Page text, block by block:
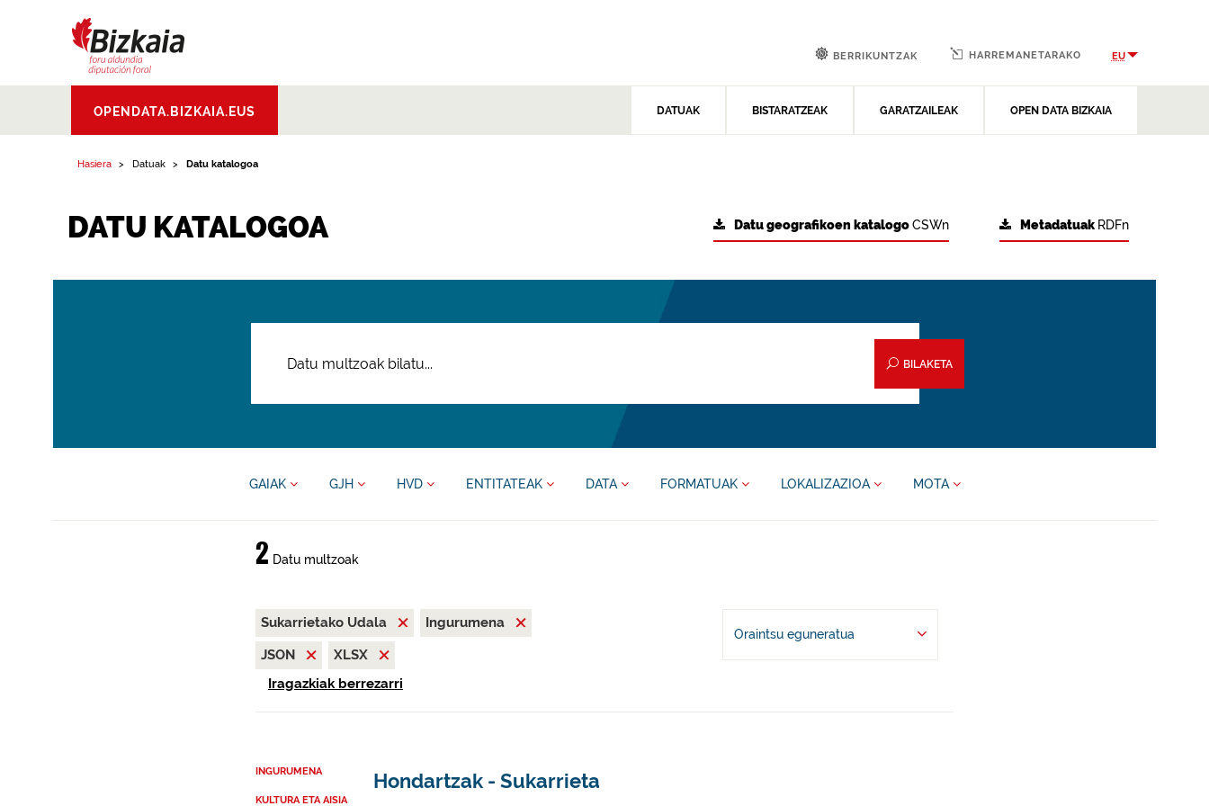
Aldundia.Diputacion
Foral de Bizkaia
OPENDATA.BIZKAIA.EUS DATUAK BISTARATZEAK GARATZAILEAK OPEN DATA BIZKAIA
BERRIKUNTZAK HARREMANETARAKO EU
Hasiera Datuak Datu katalogoa
DATU KATALOGOA Metadatuak RDFn
Datu geografikoen katalogoCSWn
BILAKETA
GAIAK GJH HVD ENTITATEAK DATA FORMATUAK LOKALIZAZIOA MOTA
2 Datu multzoak
Sukarrietako Udala
Ingurumena
JSON
XLSX
Iragazkiak berrezarri
Oraintsu eguneratua
INGURUMENA
KULTURA ETA AISIA
Hondartzak - Sukarrieta